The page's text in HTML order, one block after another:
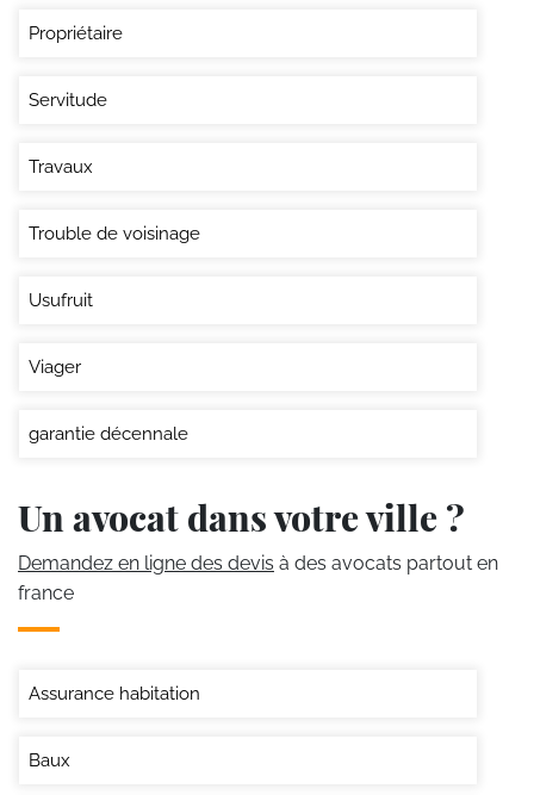
Propriétaire
Servitude
Travaux
Trouble de voisinage
Usufruit
Viager
garantie décennale
Un avocat dans votre ville ?
Demandez en ligne des devis à des avocats partout en
france
Assurance habitation
Baux